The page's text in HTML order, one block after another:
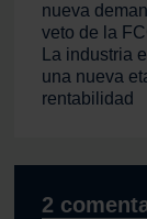
2
nueva
veto de la
La industria
una nueva
rentabilidad